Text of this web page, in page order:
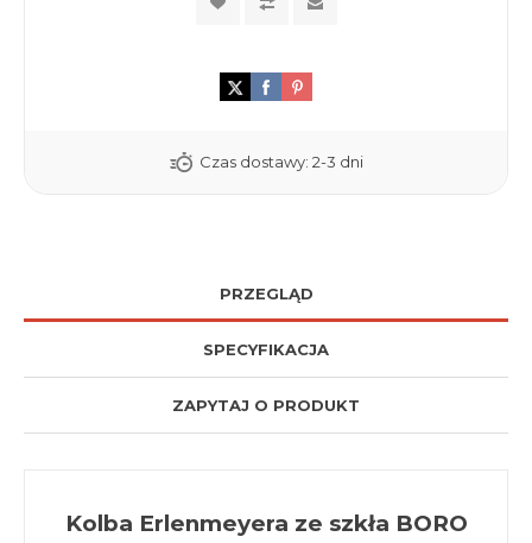
Czas dostawy: 2-3 dni
PRZEGLĄD
SPECYFIKACJA
ZAPYTAJ O PRODUKT
Kolba Erlenmeyera ze szkła BORO